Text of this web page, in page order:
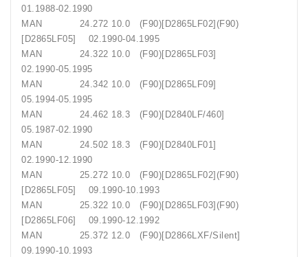
01.1988-02.1990
MAN 24.272 10.0 (F90)[D2865LF02](F90)
[D2865LF05] 02.1990-04.1995
MAN 24.322 10.0 (F90)[D2865LF03]
02.1990-05.1995
MAN 24.342 10.0 (F90)[D2865LF09]
05.1994-05.1995
MAN 24.462 18.3 (F90)[D2840LF/460]
05.1987-02.1990
MAN 24.502 18.3 (F90)[D2840LF01]
02.1990-12.1990
MAN 25.272 10.0 (F90)[D2865LF02](F90)
[D2865LF05] 09.1990-10.1993
MAN 25.322 10.0 (F90)[D2865LF03](F90)
[D2865LF06] 09.1990-12.1992
MAN 25.372 12.0 (F90)[D2866LXF/Silent]
09.1990-10.1993